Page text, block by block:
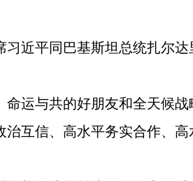
近平同巴基斯坦总统扎尔达
运与共的好朋友和全天候
互信、高水平务实合作、